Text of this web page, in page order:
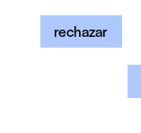
rechazar